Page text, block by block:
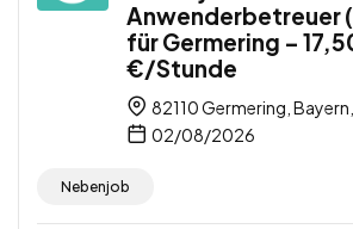
Anwenderbetreuer
für Germering –
€/Stunde
82110 Germering,
02/08/2026
Nebenjob